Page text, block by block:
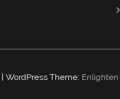
WordPress Theme: Enlighten